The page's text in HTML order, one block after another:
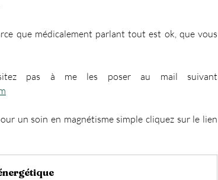
que médicalement parlant tout est ok, que vous
un soin en magnétisme simple cliquez sur le lien